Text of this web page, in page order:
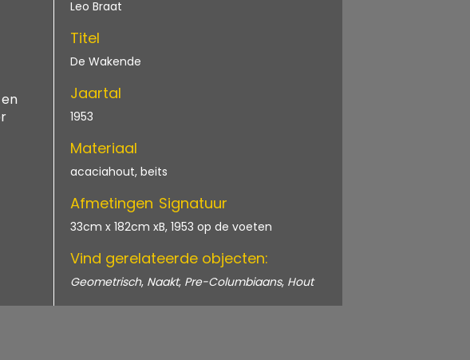
Leo Braat
Titel
De Wakende
Jaartal
1953
Materiaal
acaciahout, beits
Afmetingen
33cm x 182cm x
Signatuur
B, 1953 op de voeten
Vind gerelateerde objecten:
Geometrisch, Naakt, Pre-Columbiaans, Hout